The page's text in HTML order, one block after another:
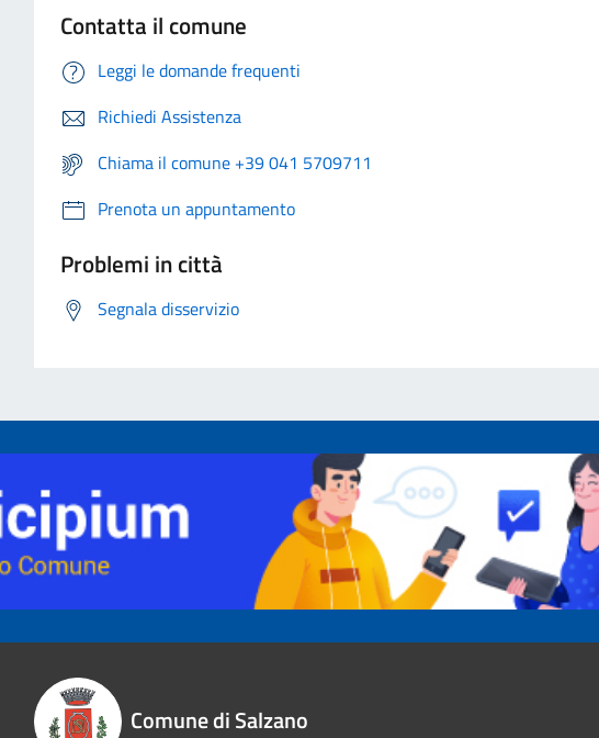
Contatta il comune
Leggi le domande frequenti
Richiedi Assistenza
Chiama il comune +39 041 5709711
Prenota un appuntamento
Problemi in città
Segnala disservizio
Comune di Salzano